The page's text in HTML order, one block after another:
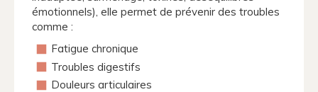
émotionnels), elle permet de prévenir des troubles
comme :
Fatigue chronique
Troubles digestifs
Douleurs articulaires